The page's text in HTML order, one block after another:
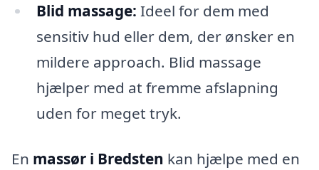
Blid massage: Ideel for dem med
sensitiv hud eller dem, der ønsker en
mildere approach. Blid massage
hjælper med at fremme afslapning
uden for meget tryk.
En massør i Bredsten kan hjælpe med en